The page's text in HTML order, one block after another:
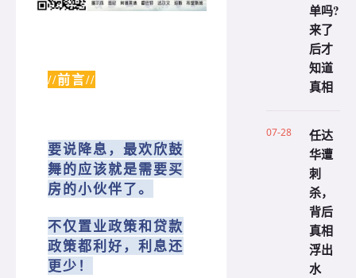
//前言//
要说降息，最欢欣鼓
舞的应该就是需要买
房的小伙伴了。
不仅置业政策和贷款
政策都利好，利息还
更少！
单吗?
来了
后才
知道
真相
07-28
任达
华遭
刺
杀，
背后
真相
浮出
水